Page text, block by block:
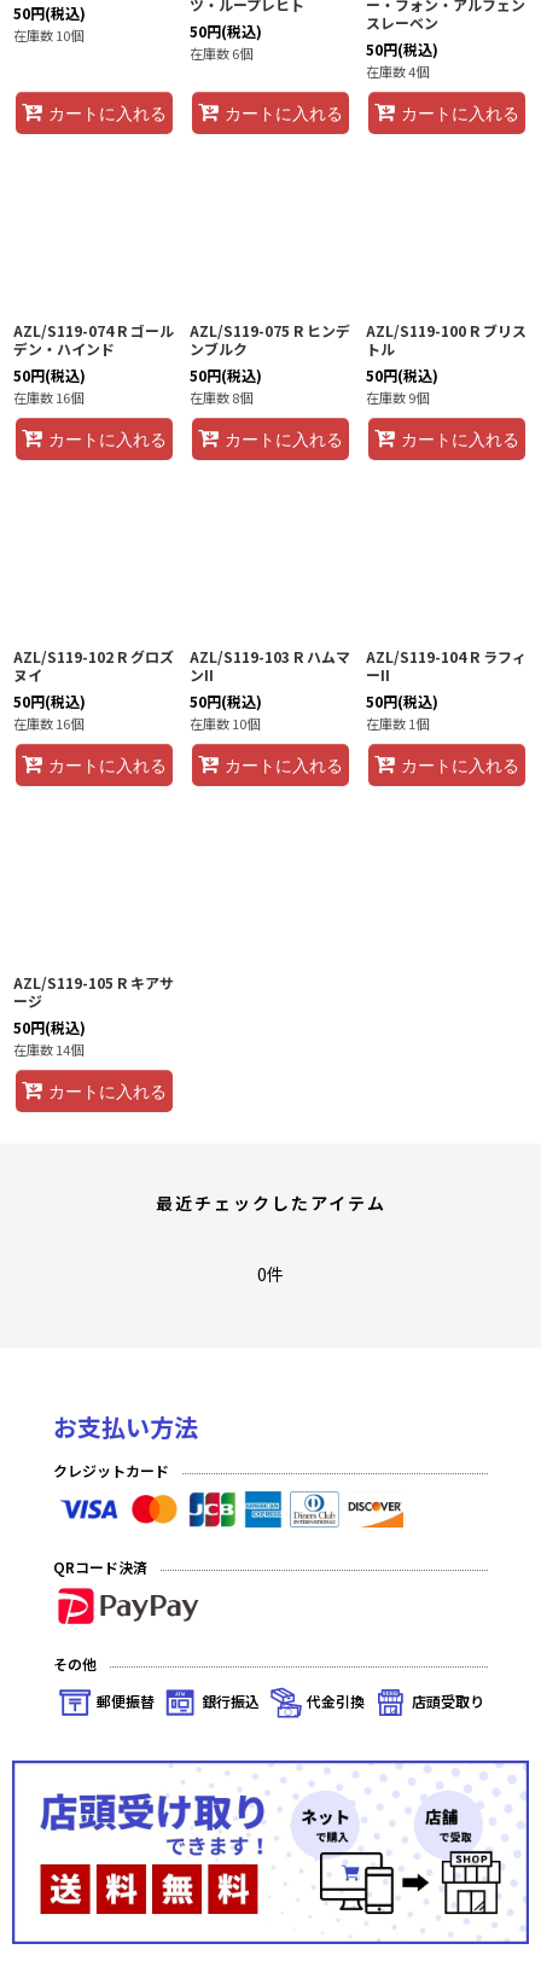
50円(税込)
在庫数 10個
カートに入れる
ツ・ループレヒト
50円(税込)
在庫数 6個
カートに入れる
ー・フォン・アルフェン
スレーベン
50円(税込)
在庫数 4個
カートに入れる
AZL/S119-074 R ゴール
デン・ハインド
50円(税込)
在庫数 16個
カートに入れる
AZL/S119-075 R ヒンデ
ンブルク
50円(税込)
在庫数 8個
カートに入れる
AZL/S119-100 R ブリス
トル
50円(税込)
在庫数 9個
カートに入れる
AZL/S119-102 R グロズ
ヌイ
50円(税込)
在庫数 16個
カートに入れる
AZL/S119-103 R ハムマ
ンII
50円(税込)
在庫数 10個
カートに入れる
AZL/S119-104 R ラフィ
ーII
50円(税込)
在庫数 1個
カートに入れる
AZL/S119-105 R キアサ
ージ
50円(税込)
在庫数 14個
カートに入れる
最近チェックしたアイテム
0件
お支払い方法
クレジットカード
QRコード決済
その他
郵便振替
銀行振込 代金引換 店頭受取り